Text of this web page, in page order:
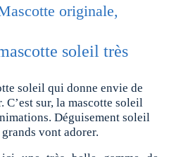
originale,
soleil très
soleil qui donne envie de
C’est sur, la mascotte soleil
Déguisement soleil
vont adorer.